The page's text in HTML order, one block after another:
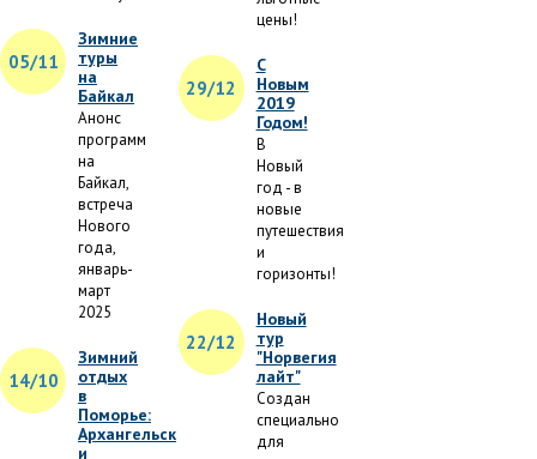
05/11
Зимние
туры
на
Байкал
Анонс
программ
на
Байкал,
встреча
Нового
года,
январь-
март
2025
14/10
Зимний
отдых
в
Поморье:
Архангельск
и
цены!
29/12
С
Новым
2019
Годом!
В
Новый
год - в
новые
путешествия
и
горизонты!
22/12
Новый
тур
"Норвегия
лайт"
Создан
специально
для